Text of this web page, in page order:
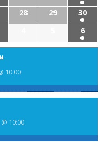
28 29
30
6
10:00
10:00